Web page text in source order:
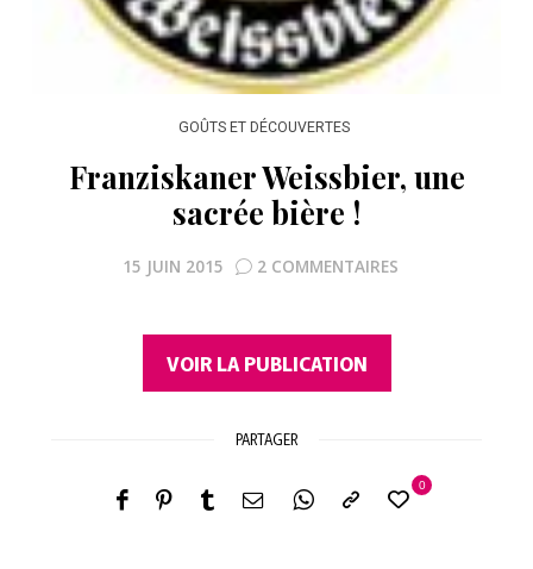
GOÛTS ET DÉCOUVERTES
Franziskaner Weissbier, une
sacrée bière !
15 JUIN 2015 2 COMMENTAIRES
VOIR LA PUBLICATION
PARTAGER
0